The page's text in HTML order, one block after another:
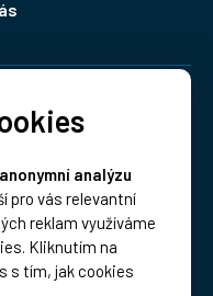
anonymní analýzu
pro vás relevantní
reklam využíváme
Kliknutím na
s tím, jak cookies